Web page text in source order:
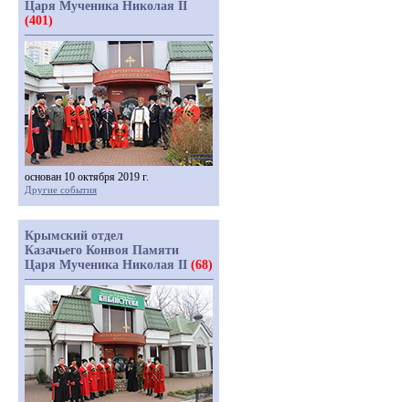
Царя Мученика Николая II
(401)
основан 10 октября 2019 г.
Другие события
Крымский отдел
Казачьего Конвоя Памяти
Царя Мученика Николая II (68)